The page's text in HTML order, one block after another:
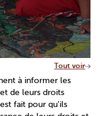
Tout voir
à informer les
de leurs droits
fait pour qu'ils